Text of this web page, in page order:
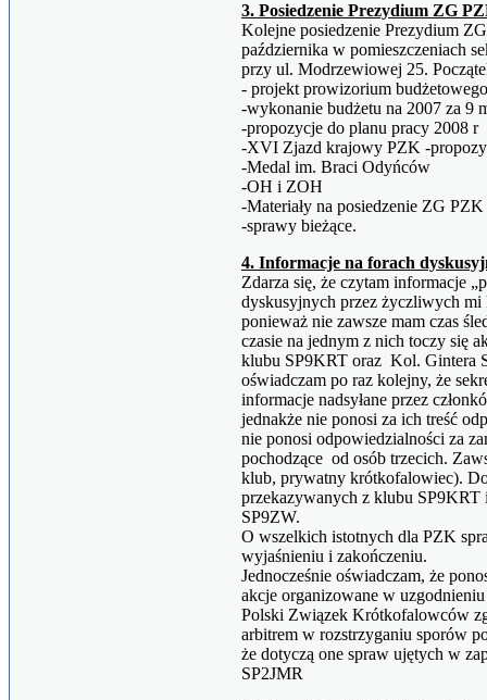
3. Posiedzenie Prezydium ZG
Kolejne posiedzenie Prezydium
października w pomieszczeniach
przy ul. Modrzewiowej 25.
- projekt prowizorium
-wykonanie budżetu na 2007 za 9
-propozycje do planu pracy 2008 r
-XVI Zjazd krajowy PZK -
-Medal im. Braci Odyńców
-OH i ZOH
-Materiały na posiedzenie ZG
-sprawy bieżące.
4. Informacje na forach
Zdarza się, że czytam informacje
dyskusyjnych przez życzliwych mi
ponieważ nie zawsze mam czas
czasie na jednym z nich toczy się
klubu SP9KRT oraz Kol. Gintera
oświadczam po raz kolejny, że
informacje nadsyłane przez
jednakże nie ponosi za ich treść
nie ponosi odpowiedzialności za
pochodzące od osób trzecich.
klub, prywatny krótkofalowiec).
przekazywanych z klubu SP9KRT
SP9ZW.
O wszelkich istotnych dla PZK
wyjaśnieniu i zakończeniu.
Jednocześnie oświadczam, że
akcje organizowane w
Polski Związek Krótkofalowców
arbitrem w rozstrzyganiu sporów
że dotyczą one spraw ujętych w
SP2JMR